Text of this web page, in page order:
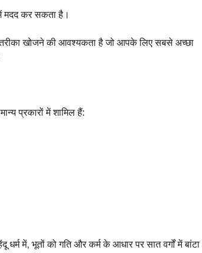
मदद कर सकता है।
खोजने की आवश्यकता है जो आपके लिए सबसे अच्छा
प्रकारों में शामिल हैं:
में, भूतों को गति और कर्म के आधार पर सात वर्गों में बांटा